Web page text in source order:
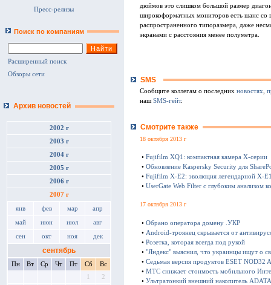
Пресс-релизы
Поиск по компаниям
Расширенный поиск
Обзоры сети
Архив новостей
2002 г
2003 г
2004 г
2005 г
2006 г
2007 г
янв фев мар апр
май июн июл авг
сен окт ноя дек
сентябрь
Пн Вт Ср Чт Пт Сб
Вс
1
2
дюймов это слишком большой размер
широкоформатных мониторов есть шанс со
распространенного типоразмера, даже
экранами с расстояния менее полуметра.
SMS
Сообщите коллегам о последних новостях,
нашSMS-гейт.
Смотрите также
18 октября 2013 г
• Fujifilm XQ1: компактная камера Х-серии
• Обновление Kaspersky Security для
• Fujifilm X-E2: эволюция легендарной X-
• UserGate Web Filter с глубоким анализом
17 октября 2013 г
• Обрано оператора домену .УКР
• Android-троянец скрывается от
• Розетка, которая всегда под рукой
• "Яндекс" выяснил, что украинцы ищут о
• Седьмая версия продуктов ESET NOD32
• МТС снижает стоимость мобильного
• Ультратонкий внешний накопитель